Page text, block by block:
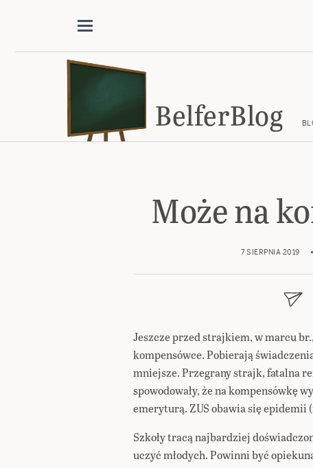
BelferBlog
Może na
7 SIERPNIA 2019
Jeszcze przed strajkiem, w marcu
kompensówce. Pobierają
mniejsze. Przegrany strajk, fatalna
spowodowały, że na kompensówkę
emeryturą. ZUS obawia sięepidemii
Szkoły tracą najbardziej
uczyć młodych. Powinni być